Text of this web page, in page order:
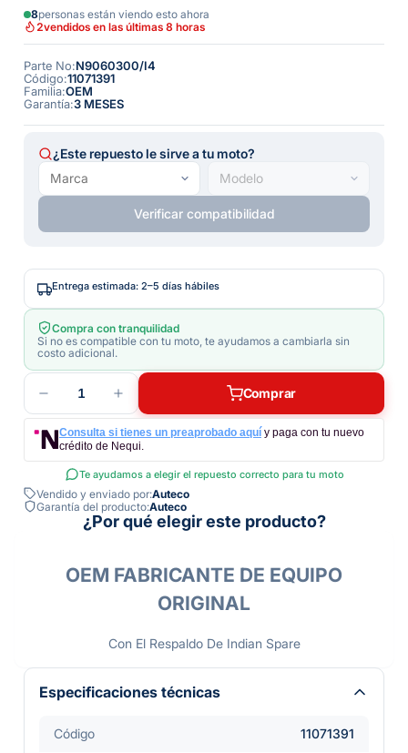
8personas están viendo esto ahora
2vendidos en las últimas 8 horas
Parte No:N9060300/I4
Código:11071391
Familia:OEM
Garantía:3 MESES
¿Este repuesto le sirve a tu moto?
Verificar compatibilidad
Entrega estimada: 2–5 días hábiles
Compra con tranquilidad
Si no es compatible con tu moto, te ayudamos a cambiarla sin
costo adicional.
1 Comprar
Consulta si tienes un preaprobado aquí y paga con tu nuevo
crédito de Nequi.
Te ayudamos a elegir el repuesto correcto para tu moto
Vendido y enviado por:Auteco
Garantía del producto:Auteco
¿Por qué elegir este producto?
OEM FABRICANTE DE EQUIPO
ORIGINAL
Con El Respaldo De Indian Spare
Especificaciones técnicas
Código 11071391